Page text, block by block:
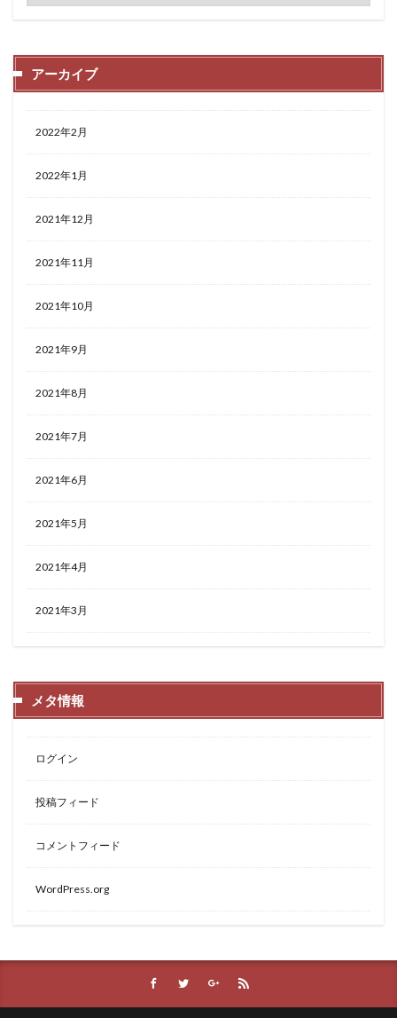
アーカイブ
2022年2月
2022年1月
2021年12月
2021年11月
2021年10月
2021年9月
2021年8月
2021年7月
2021年6月
2021年5月
2021年4月
2021年3月
メタ情報
ログイン
投稿フィード
コメントフィード
WordPress.org